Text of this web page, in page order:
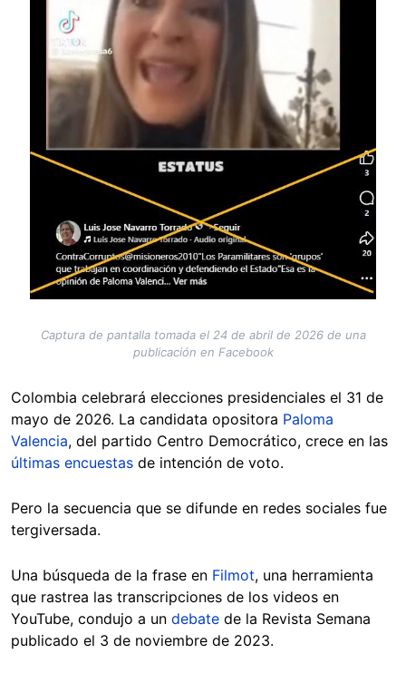
Captura de pantalla tomada el 24 de abril de 2026 de una
publicación en Facebook
Colombia celebrará elecciones presidenciales el 31 de
mayo de 2026. La candidata opositora Paloma
Valencia, del partido Centro Democrático, crece en las
últimas encuestas de intención de voto.
Pero la secuencia que se difunde en redes sociales fue
tergiversada.
Una búsqueda de la frase en Filmot, una herramienta
que rastrea las transcripciones de los videos en
YouTube, condujo a un debate de la Revista Semana
publicado el 3 de noviembre de 2023.